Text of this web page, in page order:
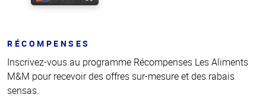
RÉCOMPENSES
Inscrivez-vous au programme Récompenses Les Aliments
M&M pour recevoir des offres sur-mesure et des rabais
sensas.